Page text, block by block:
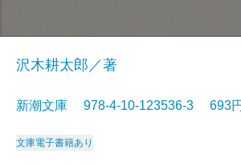
沢木耕太郎／著
新潮文庫 978-4-10-123536-3 693
文庫電子書籍あり